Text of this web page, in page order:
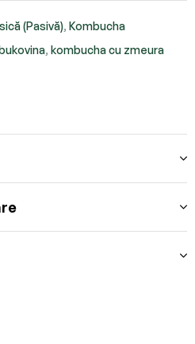
(Pasivă), Kombucha
, kombucha cu zmeura